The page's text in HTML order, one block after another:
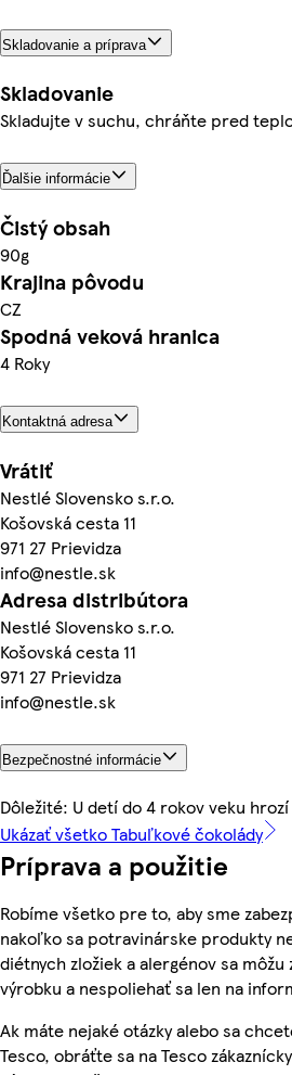
Skladovanie a príprava
Skladovanie
Skladujte v suchu, chráňte pred
Ďalšie informácie
Čistý obsah
90g
Krajina pôvodu
CZ
Spodná veková hranica
4 Roky
Kontaktná adresa
Vrátiť
Nestlé Slovensko s.r.o.
Košovská cesta 11
971 27 Prievidza
info@nestle.sk
Adresa distribútora
Nestlé Slovensko s.r.o.
Košovská cesta 11
971 27 Prievidza
info@nestle.sk
Bezpečnostné informácie
Dôležité: U detí do 4 rokov veku
Ukázať všetko Tabuľkové čokolády
Príprava a použitie
Robíme všetko pre to, aby sme
nakoľko sa potravinárske produkty
diétnych zložiek a alergénov sa
výrobku a nespoliehať sa len na
Ak máte nejaké otázky alebo sa
Tesco, obráťte sa na Tesco